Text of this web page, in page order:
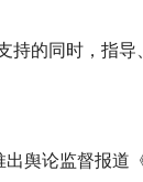
持的同时，指
舆论监督报道